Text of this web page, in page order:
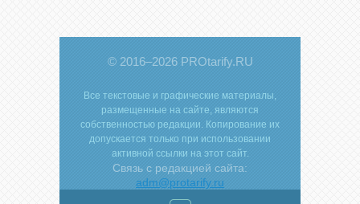
© 2016–2026 PROtarify.RU
Все текстовые и графические материалы,
размещенные на сайте, являются
собственностью редакции. Копирование их
допускается только при использовании
активной ссылки на этот сайт.
Связь с редакцией сайта:
adm@protarify.ru